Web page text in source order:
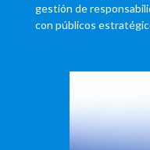
gestión de
con públicos